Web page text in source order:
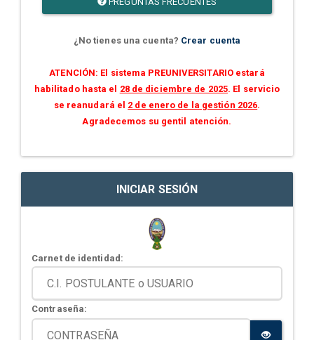
¿No tienes una cuenta? Crear cuenta
ATENCIÓN: El sistema PREUNIVERSITARIO estará
habilitado hasta el 28 de diciembre de 2025. El servicio
se reanudará el 2 de enero de la gestión 2026.
Agradecemos su gentil atención.
INICIAR SESIÓN
Carnet de identidad:
Contraseña: